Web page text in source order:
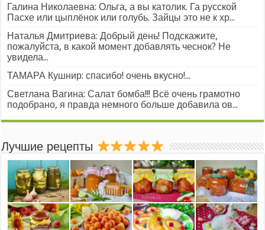
Галина Николаевна: Ольга, а вы католик. Га русской
Пасхе или цыплёнок или голубь. Зайцы это не к хр...
Наталья Дмитриева: Добрый день! Подскажите,
пожалуйста, в какой момент добавлять чеснок? Не
увидела...
ТАМАРА Кушнир: спасибо! очень вкусно!...
Светлана Вагина: Салат бомба!!! Всё очень грамотно
подобрано, я правда немного больше добавила ов...
Лучшие рецепты